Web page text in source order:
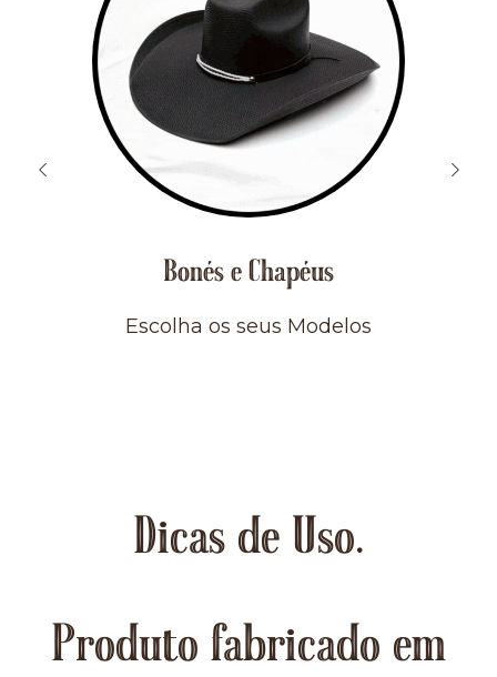
Bonés e Chapéus
Escolha os seus Modelos
Dicas de Uso.
Produto fabricado em